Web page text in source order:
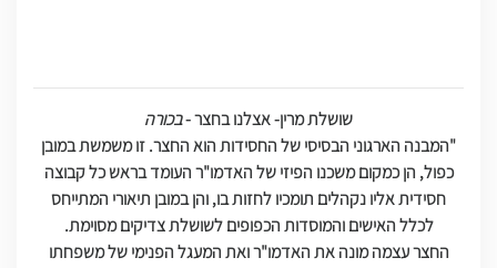
שושלת מרין- אצלנו בחצר -בכורה
"המבנה הארגוני הבסיסי של החסידות הוא החצר. זו משמשת במובן
כפול, הן כמקום משכנו הפיזי של האדמו"ר העומד בראש כל קבוצה
חסידית אליו נקהלים תומכיו לחזות בו, והן במובן תיאורי המתייחס
לכלל האישים והמוסדות הכפופים לשושלת צדיקים מסוימת.
החצר עצמה מונה את האדמו"ר ואת המעגל הפנימי של משפחתו